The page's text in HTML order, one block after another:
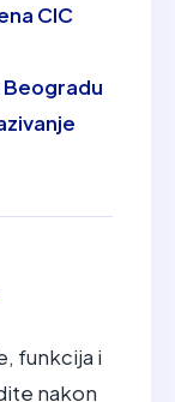
CIC
Beogradu
funkcija i
nakon